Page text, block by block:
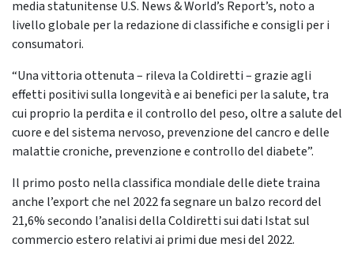
media statunitense U.S. News & World’s Report’s, noto a
livello globale per la redazione di classifiche e consigli per i
consumatori.
“Una vittoria ottenuta – rileva la Coldiretti – grazie agli
effetti positivi sulla longevità e ai benefici per la salute, tra
cui proprio la perdita e il controllo del peso, oltre a salute del
cuore e del sistema nervoso, prevenzione del cancro e delle
malattie croniche, prevenzione e controllo del diabete”.
Il primo posto nella classifica mondiale delle diete traina
anche l’export che nel 2022 fa segnare un balzo record del
21,6% secondo l’analisi della Coldiretti sui dati Istat sul
commercio estero relativi ai primi due mesi del 2022.